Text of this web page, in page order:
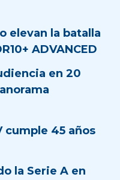
elevan la batalla
ADVANCED
en 20
cumple 45 años
la Serie A en